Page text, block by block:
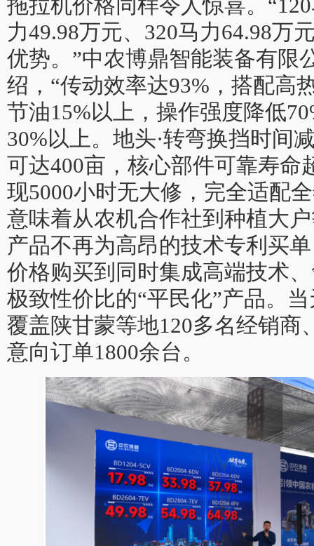
拖拉机价格同样令人惊喜。
力49.98万元、320马力64.98万
优势。”中农博鼎智能装备有限
绍，“传动效率达93%，搭配高
节油15%以上，操作强度降低
30%以上。地头·转弯换挡时间
可达400亩，核心部件可靠寿命
现5000小时无大修，完全适配
意味着从农机合作社到种植大
产品不再为高昂的技术专利买
价格购买到同时集成高端技术
极致性价比的“平民化”产品。
覆盖陕甘蒙等地120多名经销商
意向订单1800余台。